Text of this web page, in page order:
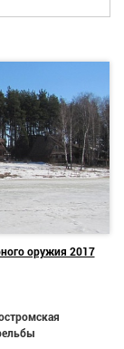
оружия 2017